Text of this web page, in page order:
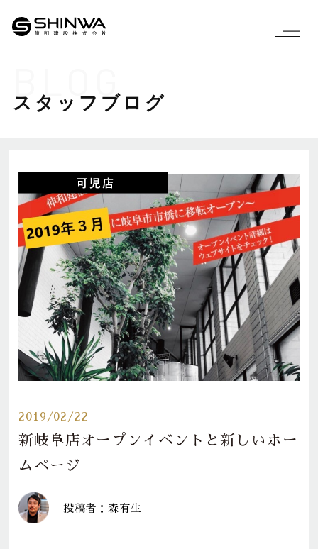
BLOG
スタッフブログ
2019/02/22
新岐阜店オープンイベントと新しいホー
ムページ
投稿者：森有生